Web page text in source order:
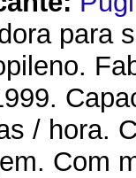
para
/ hora.
Com